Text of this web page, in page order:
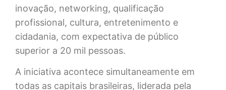
inovação, networking, qualificação
profissional, cultura, entretenimento e
cidadania, com expectativa de público
superior a 20 mil pessoas.
A iniciativa acontece simultaneamente em
todas as capitais brasileiras, liderada pela